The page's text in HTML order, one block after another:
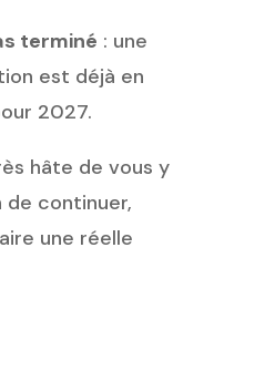
terminé : une
est déjà en
2027.
hâte de vous y
continuer,
une réelle